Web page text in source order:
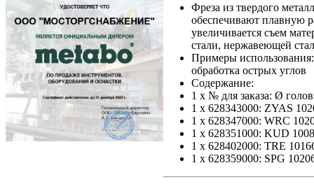
Фреза из твердого
обеспечивают плавную
увеличивается съем
стали, нержавеющей
Примеры использования:
обработка острых углов
Содержание:
1 x № для заказа: Ø
1 x 628343000: ZYAS
1 x 628347000: WRC
1 x 628351000: KUD
1 x 628402000: TRE
1 x 628359000: SPG